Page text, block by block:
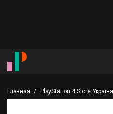
Главная PlayStation 4 Store Україна